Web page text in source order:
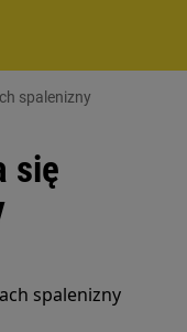
spalenizny
się
spalenizny